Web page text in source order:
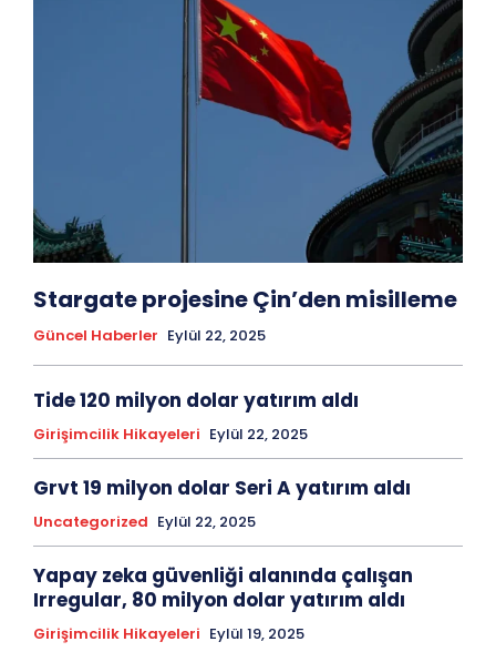
Stargate projesine Çin’den misilleme
Güncel Haberler Eylül 22, 2025
Tide 120 milyon dolar yatırım aldı
Girişimcilik Hikayeleri Eylül 22, 2025
Grvt 19 milyon dolar Seri A yatırım aldı
Uncategorized Eylül 22, 2025
Yapay zeka güvenliği alanında çalışan
Irregular, 80 milyon dolar yatırım aldı
Girişimcilik Hikayeleri Eylül 19, 2025